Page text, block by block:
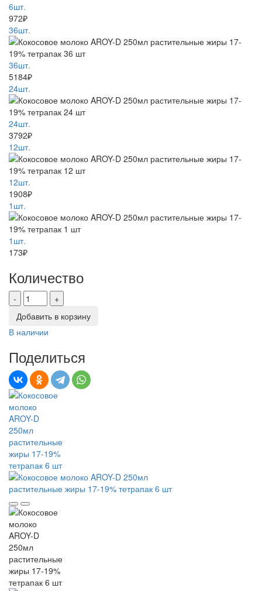
6шт.
972₽
36шт.
36шт.
5184₽
24шт.
24шт.
3792₽
12шт.
12шт.
1908₽
1шт.
1шт.
173₽
Количество
-
+
Добавить в корзину
В наличии
Поделиться